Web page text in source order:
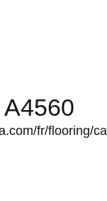
fr/flooring/